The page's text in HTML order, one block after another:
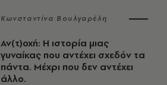
Κωνσταντίνα Βουλγαρέλη
Αν(τ)οχή: Η ιστορία μιας
γυναίκας που αντέχει σχεδόν τα
πάντα. Μέχρι που δεν αντέχει
άλλο.